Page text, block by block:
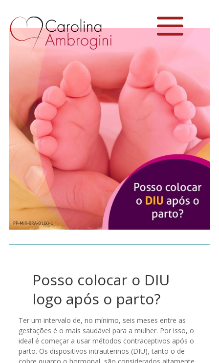
Posso colocar o DIU
logo após o parto?
Ter um intervalo de, no mínimo, seis meses entre as
gestações é o mais saudável para a mulher. Por isso, o
ideal é começar a usar métodos contraceptivos após o
parto. Os dispositivos intrauterinos (DIU), tanto o de